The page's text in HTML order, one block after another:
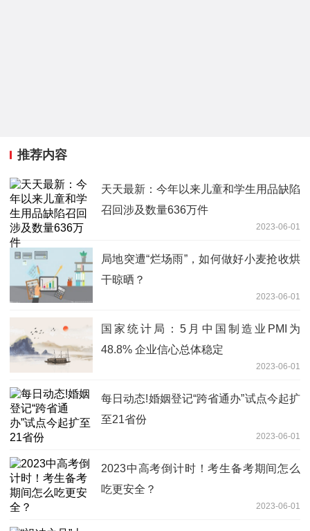
推荐内容
天天最新：今年以来儿童和学生用品缺陷
召回涉及数量636万件
2023-06-01
局地突遭“烂场雨”，如何做好小麦抢收烘
干晾晒？
2023-06-01
国家统计局：5月中国制造业PMI为
48.8% 企业信心总体稳定
2023-06-01
每日动态!婚姻登记“跨省通办”试点今起扩
至21省份
2023-06-01
2023中高考倒计时！考生备考期间怎么
吃更安全？
2023-06-01